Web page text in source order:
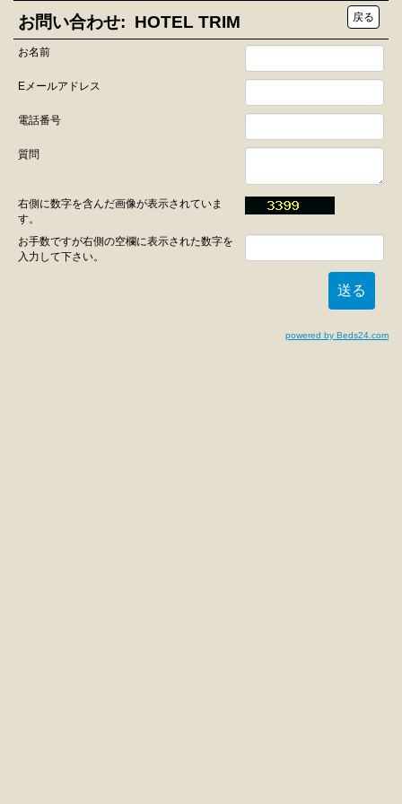
戻る
お問い合わせ: HOTEL TRIM
お名前
Eメールアドレス
電話番号
質問
右側に数字を含んだ画像が表示されていま
す。
お手数ですが右側の空欄に表示された数字を
入力して下さい。
powered by Beds24.com